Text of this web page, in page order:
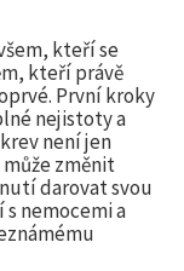
e
kteří se
kteří právě
První kroky
nejistoty a
není jen
změnit
darovat svou
nemocemi a